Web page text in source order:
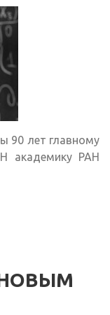
90 лет главному
академику РАН